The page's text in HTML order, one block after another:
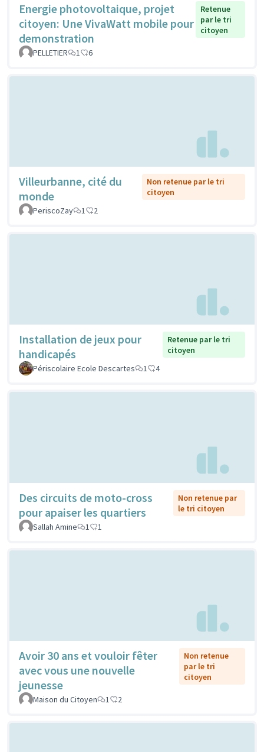
Energie photovoltaique, projet
citoyen: Une VivaWatt mobile pour
demonstration
Retenue
par le tri
citoyen
PELLETIER 1 6
Villeurbanne, cité du
monde
Non retenue par le tri
citoyen
PeriscoZay
1 2
Installation de jeux pour
handicapés
Retenue par le tri
citoyen
Périscolaire Ecole Descartes
1 4
Des circuits de moto-cross
pour apaiser les quartiers
Non retenue par
le tri citoyen
Sallah Amine
1 1
Avoir 30 ans et vouloir fêter
avec vous une nouvelle
jeunesse
Non retenue
par le tri
citoyen
Maison du Citoyen 1 2